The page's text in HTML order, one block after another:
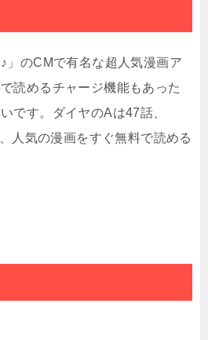
」のCMで有名な超人気漫画ア
読めるチャージ機能もあった
です。ダイヤのAは47話、
人気の漫画をすぐ無料で読める